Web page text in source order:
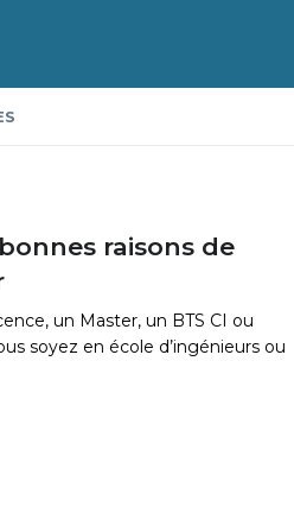
raisons de
un Master, un BTS CI ou
soyez en école d’ingénieurs ou